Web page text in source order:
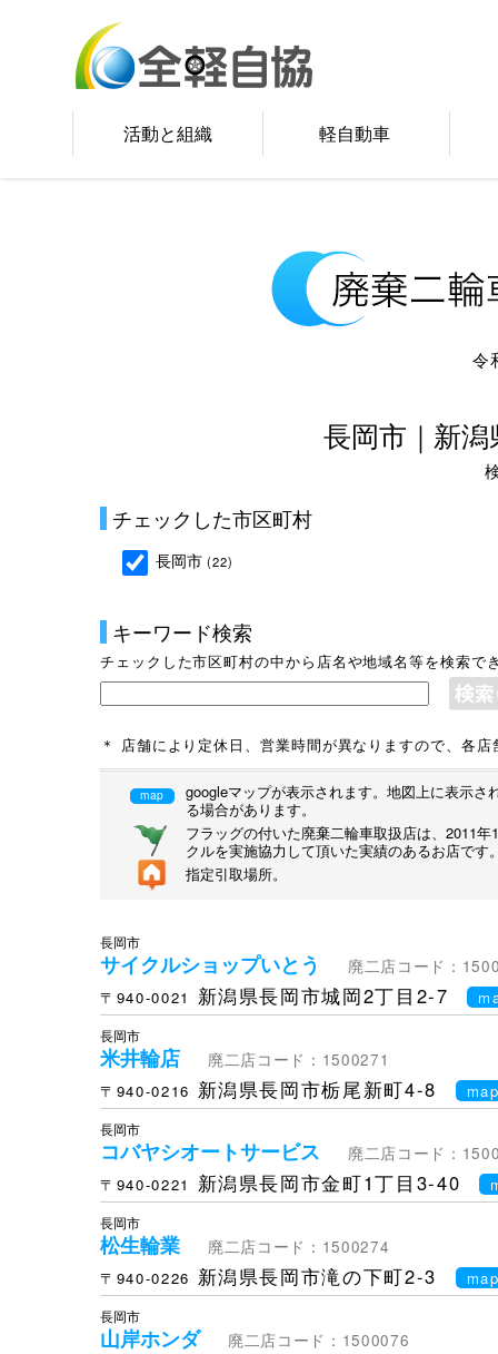
活動と組織 軽自動車
令
長岡市｜新
チェックした市区町村
長岡市 (22)
キーワード検索
チェックした市区町村の中から店名や地域名等を検索で
＊ 店舗により定休日、営業時間が異なりますので、各
map
googleマップが表示されます。地図上に表示
る場合があります。
フラッグの付いた廃棄二輪車取扱店は、2011
クルを実施協力して頂いた実績のあるお店です
指定引取場所。
長岡市
サイクルショップいとう
廃二店コード：
〒940-0021
新潟県長岡市城岡2丁目2-7
長岡市
米井輪店
廃二店コード：1500271
〒940-0216 新潟県長岡市栃尾新町4-8
長岡市
コバヤシオートサービス
廃二店コード：
〒940-0221
新潟県長岡市金町1丁目3-40
長岡市
松生輪業
廃二店コード：1500274
〒940-0226 新潟県長岡市滝の下町2-3
長岡市
山岸ホンダ
廃二店コード：1500076